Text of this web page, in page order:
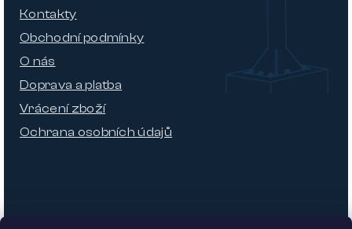
Kontakty
Obchodní podmínky
O nás
Doprava a platba
Vrácení zboží
Ochrana osobních údajů